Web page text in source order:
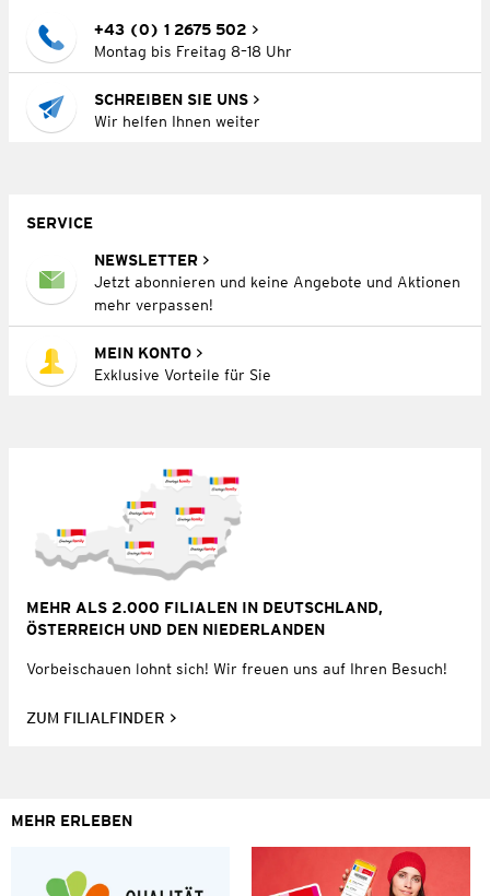
+43 (0) 1 2675 502
Montag bis Freitag 8–18 Uhr
SCHREIBEN SIE UNS
Wir helfen Ihnen weiter
SERVICE
NEWSLETTER
Jetzt abonnieren und keine Angebote und Aktionen
mehr verpassen!
MEIN KONTO
Exklusive Vorteile für Sie
MEHR ALS 2.000 FILIALEN IN DEUTSCHLAND,
ÖSTERREICH UND DEN NIEDERLANDEN
Vorbeischauen lohnt sich! Wir freuen uns auf Ihren Besuch!
ZUM FILIALFINDER
MEHR ERLEBEN